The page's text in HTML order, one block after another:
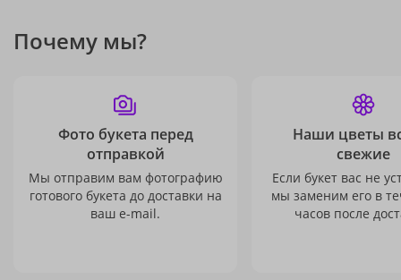
Почему мы?
Фото букета перед
отправкой
Мы отправим вам фотографию
готового букета до доставки на
ваш e-mail.
Наши цветы
свежие
Если букет вас не
мы заменим его в
часов после